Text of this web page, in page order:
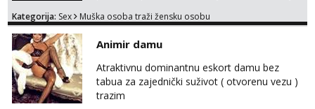
ozbiljne žene koje su se našle u mom oglasu.
Kategorija: Sex Muška osoba traži žensku osobu
Animir damu
Atraktivnu dominantnu eskort damu bez
tabua za zajednički suživot ( otvorenu vezu )
trazim